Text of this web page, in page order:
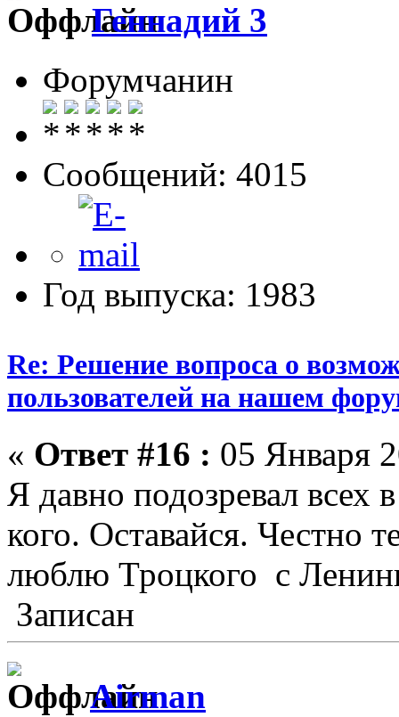
Геннадий 3
Форумчанин
Сообщений: 4015
Год выпуска: 1983
Re: Решение вопроса о
пользователей на нашем
« Ответ #16 : 05 Января
Я давно подозревал
кого. Оставайся. Честно
люблю Троцкого с
Записан
Airman